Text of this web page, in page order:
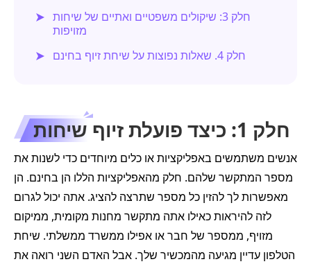
חלק 3: שיקולים משפטיים ואתיים של שיחות
מזויפות
חלק 4. שאלות נפוצות על שיחת זיוף בחינם
חלק 1: כיצד פועלת זיוף שיחות
אנשים משתמשים באפליקציות או כלים מיוחדים כדי לשנות את
מספר המתקשר שלהם. חלק מהאפליקציות הללו הן בחינם. הן
מאפשרות לך להזין כל מספר שתרצה להציג. אתה יכול לגרום
לזה להיראות כאילו אתה מתקשר מחנות מקומית, ממיקום
מזויף, ממספר של חבר או אפילו ממשרד ממשלתי. שיחת
הטלפון עדיין מגיעה מהמכשיר שלך. אבל האדם השני רואה את